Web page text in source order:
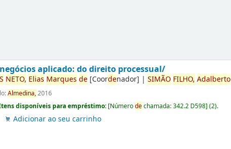
aplicado: do direito processual/
NETO, Elias Marques de [Coordenador] |SIMÃO FILHO, Adalberto
Almedina,2016
disponíveis para empréstimo: [Númerodechamada:342.2 D598](2).
Adicionar ao seu carrinho